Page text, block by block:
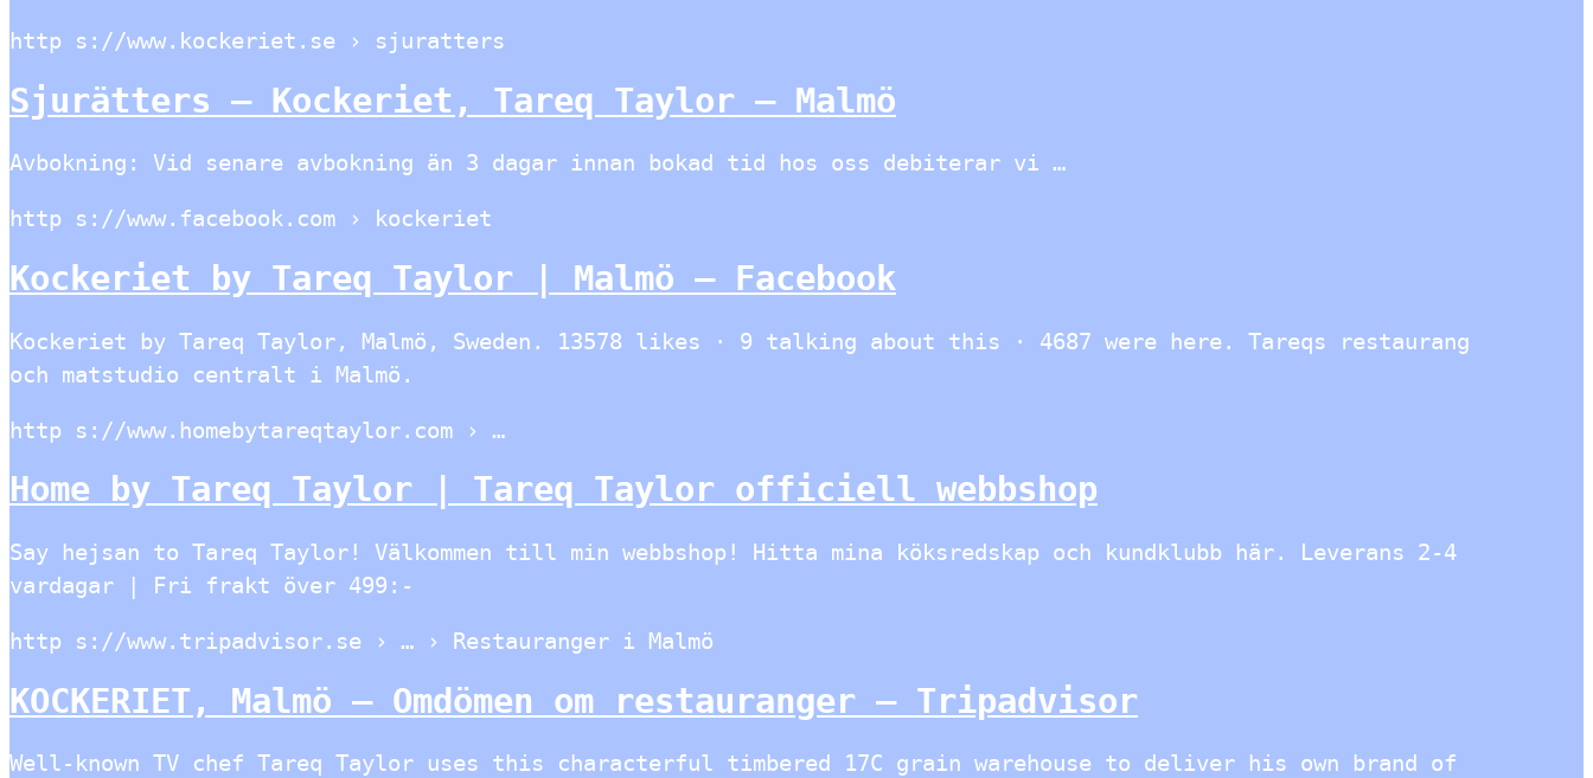
http s://www.kockeriet.se › sjuratters
Sjurätters – Kockeriet, Tareq Taylor – Malmö
Avbokning: Vid senare avbokning än 3 dagar innan bokad tid hos oss debiterar vi …
http s://www.facebook.com › kockeriet
Kockeriet by Tareq Taylor | Malmö – Facebook
Kockeriet by Tareq Taylor, Malmö, Sweden. 13578 likes · 9 talking about this · 4687 were here. Tareqs restaurang
och matstudio centralt i Malmö.
http s://www.homebytareqtaylor.com › …
Home by Tareq Taylor | Tareq Taylor officiell webbshop
Say hejsan to Tareq Taylor! Välkommen till min webbshop! Hitta mina köksredskap och kundklubb här. Leverans 2-4
vardagar | Fri frakt över 499:-
http s://www.tripadvisor.se › … › Restauranger i Malmö
KOCKERIET, Malmö – Omdömen om restauranger – Tripadvisor
Well-known TV chef Tareq Taylor uses this characterful timbered 17C grain warehouse to deliver his own brand of